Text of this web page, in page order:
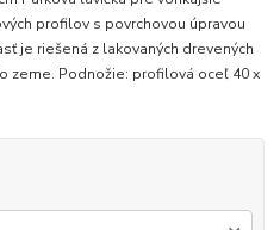
profilov s povrchovou úpravou
je riešená z lakovaných drevených
zeme. Podnožie: profilová oceľ 40 x